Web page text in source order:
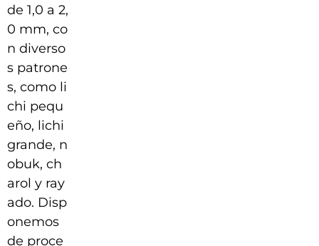
de 1,0 a 2,
0 mm, co
n diverso
s patrone
s, como li
chi pequ
eño, lichi
grande, n
obuk, ch
arol y ray
ado. Disp
onemos
de proce